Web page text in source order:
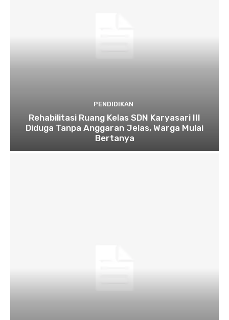
PENDIDIKAN
Rehabilitasi Ruang Kelas SDN Karyasari III
Diduga Tanpa Anggaran Jelas, Warga Mulai
Bertanya